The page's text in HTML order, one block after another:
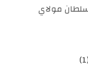
مولاي